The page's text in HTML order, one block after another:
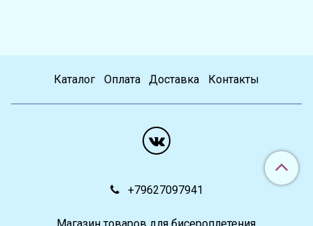
Каталог Оплата Доставка Контакты
+79627097941